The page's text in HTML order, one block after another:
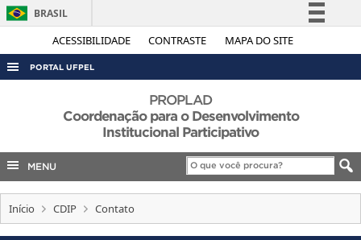
ACESSIBILIDADE CONTRASTE MAPA DO SITE
BRASIL
Simplifique!
Acesso à informação
Legislação
Canais
PORTAL UFPEL
AUDITORIA
EDITAIS
PROPLAD
Coordenação para o Desenvolvimento
Institucional Participativo
MENU
Início CDIP Contato